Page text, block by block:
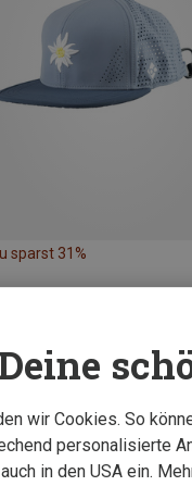
sparst 31%
wir Cookies. So
personalisierte
auch in den USA ein.